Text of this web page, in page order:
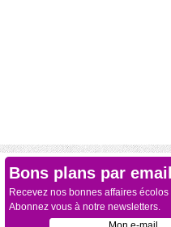
Bons plans par email
Recevez nos bonnes affaires
Abonnez vous à notre newsletters.